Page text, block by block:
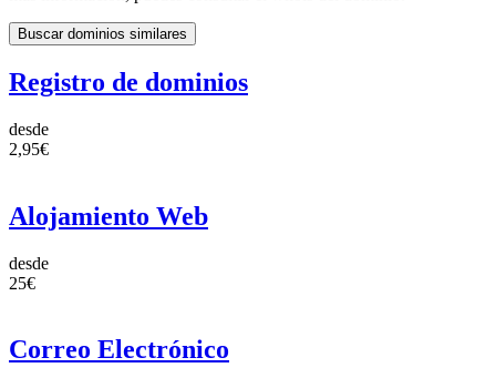
Buscar dominios similares
Registro de dominios
desde
2,95€
Alojamiento Web
desde
25€
Correo Electrónico